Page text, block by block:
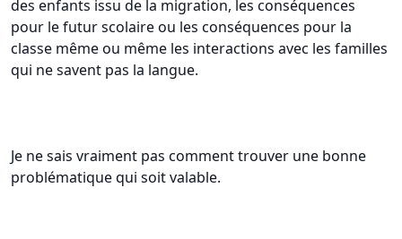
des enfants issu de la migration, les conséquences
pour le futur scolaire ou les conséquences pour la
classe même ou même les interactions avec les familles
qui ne savent pas la langue.
Je ne sais vraiment pas comment trouver une bonne
problématique qui soit valable.